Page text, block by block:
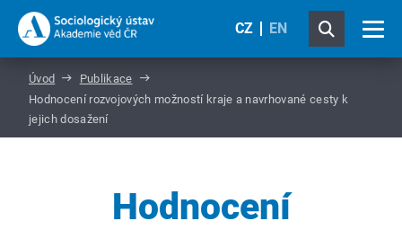
CZ EN
Úvod
Publikace
Hodnocení rozvojových možností kraje a navrhované cesty k
jejich dosažení
Hodnocení